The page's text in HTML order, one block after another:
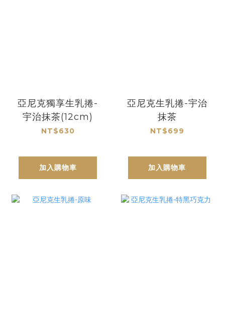
亞尼克獨享生乳捲-
宇治抹茶(12cm)
NT$630
加入購物車
亞尼克生乳捲-宇治
抹茶
NT$699
加入購物車